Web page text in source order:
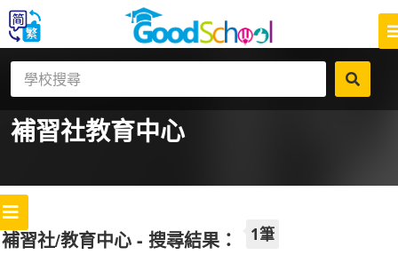
補習社教育中心
補習社/教育中心 - 搜尋結果： 1筆